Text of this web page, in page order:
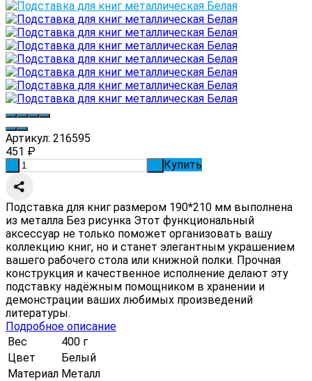
Артикул: 216595
451 ₽
Купить
Подставка для книг размером 190*210 мм выполнена
из металла Без рисунка Этот функциональный
аксессуар не только поможет организовать вашу
коллекцию книг, но и станет элегантным украшением
вашего рабочего стола или книжной полки. Прочная
конструкция и качественное исполнение делают эту
подставку надёжным помощником в хранении и
демонстрации ваших любимых произведений
литературы.
Подробное описание
Вес
400 г
Цвет
Белый
Материал Металл